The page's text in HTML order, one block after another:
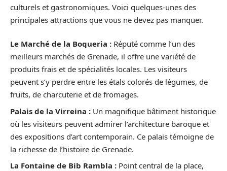
culturels et gastronomiques. Voici quelques-unes des
principales attractions que vous ne devez pas manquer.
Le Marché de la Boqueria : Réputé comme l’un des
meilleurs marchés de Grenade, il offre une variété de
produits frais et de spécialités locales. Les visiteurs
peuvent s’y perdre entre les étals colorés de légumes, de
fruits, de charcuterie et de fromages.
Palais de la Virreina : Un magnifique bâtiment historique
où les visiteurs peuvent admirer l’architecture baroque et
des expositions d’art contemporain. Ce palais témoigne de
la richesse de l’histoire de Grenade.
La Fontaine de Bib Rambla : Point central de la place,